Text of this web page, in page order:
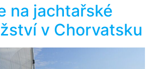
na jachtařské
v Chorvatsku